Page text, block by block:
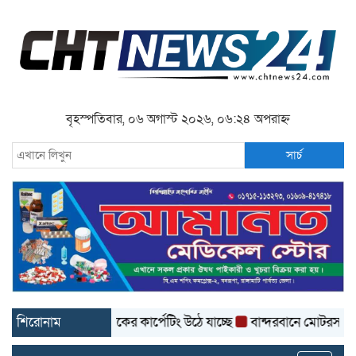
বৃহস্পতিবার, ০৬ অগাস্ট ২০২৬, ০৬:২৪ অপরাহ্ন
সার্চ
শিরোনাম
কোটি টাকার সড়কের কার্পেটিং উঠে যাচ্ছে বান্দরবানে মোটরসাইকেল